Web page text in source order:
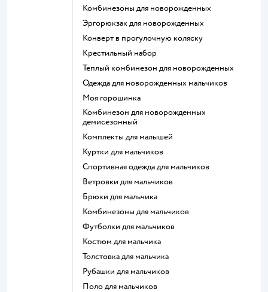
Комбинезоны для новорожденных
Эргорюкзак для новорожденных
Конверт в прогулочную коляску
Крестильный набор
Теплый комбинезон для новорожденных
Одежда для новорожденных мальчиков
Моя горошинка
Комбинезон для новорожденных
демисезонный
Комплекты для малышей
Куртки для мальчиков
Спортивная одежда для мальчиков
Ветровки для мальчиков
Брюки для мальчика
Комбинезоны для мальчиков
Футболки для мальчиков
Костюм для мальчика
Толстовка для мальчика
Рубашки для мальчиков
Поло для мальчиков